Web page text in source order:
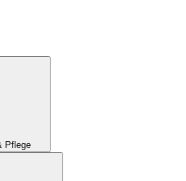
Pflege